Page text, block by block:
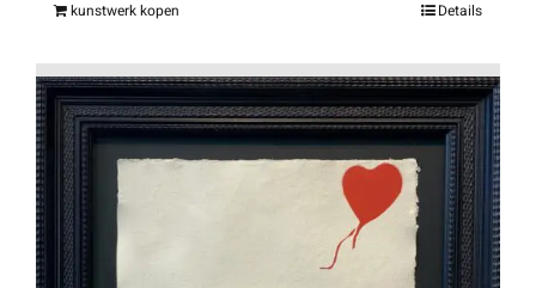
kunstwerk kopen Details